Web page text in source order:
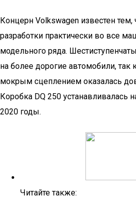
Концерн Volkswagen известен тем,
разработки практически во все
модельного ряда.
на более дорогие автомобили, так
мокрым сцеплением оказалась
Коробка DQ 250 устанавливалась
2020 годы.
Читайте также: